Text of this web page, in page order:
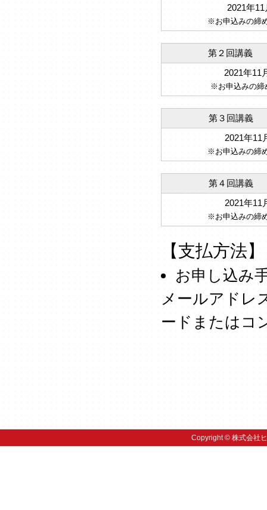
2021年
※お申込みの締
第２回講義
2021年11
※お申込みの締
第３回講義
2021年11
※お申込みの締
第４回講義
2021年11
※お申込みの締
【支払方法】
お申し込み
メールアドレ
ードまたはコ
Copyright © 株式会社